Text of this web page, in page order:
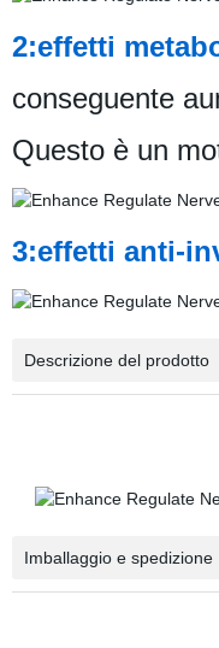
2:effetti
conseguente
Questo è un
3:effetti anti-
Descrizione del prodotto
Imballaggio e spedizione